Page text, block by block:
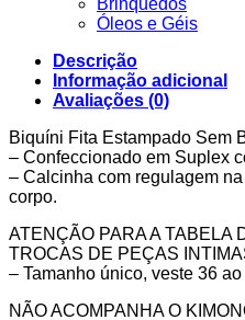
Brinquedos
Óleos e Géis
Descrição
Informação adicional
Avaliações (0)
Biquíni Fita Estampado Sem
– Confeccionado em Suplex
– Calcinha com regulagem
corpo.
ATENÇÃO PARA A TABELA
TROCAS DE PEÇAS
– Tamanho único, veste 36 ao
NÃO ACOMPANHA O